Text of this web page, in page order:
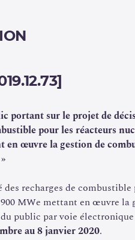
de la constitution des
utilisant du combustible «
conduit EDF à faire
pour pouvoir être
a pour objet de supprimer
des recharges des
à être encadrés par le
la décision de l’ASN
de modification des
du président de l’ASN
dessous.
portant sur le projet de
pour les réacteurs
en œuvre la gestion de
recharges de combustible
MWe mettant en œuvre la
public par voie
au 8 janvier 2020.